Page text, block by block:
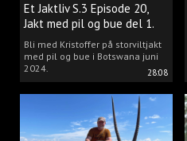
28:08
Et Jaktliv S.3 Episode 20,
Jakt med pil og bue del 1.
Bli med Kristoffer på storviltjakt
med pil og bue i Botswana juni
2024.